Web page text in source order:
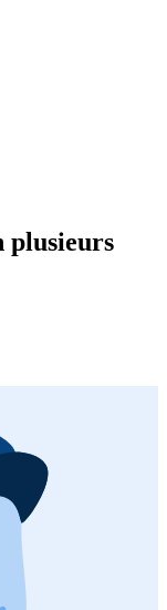
plusieurs